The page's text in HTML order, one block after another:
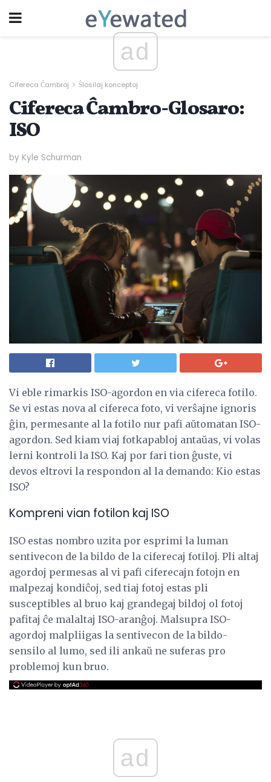
ad
Cifereca Ĉambroj Ŝlosilaj konceptoj
Cifereca Ĉambro-Glosaro:
ISO
by Kyle Schurman
Vi eble rimarkis ISO-agordon en via cifereca fotilo.
Se vi estas nova al cifereca foto, vi verŝajne ignoris
ĝin, permesante al la fotilo nur pafi aŭtomatan ISO-
agordon. Sed kiam viaj fotkapabloj antaŭas, vi volas
lerni kontroli la ISO. Kaj por fari tion ĝuste, vi
devos eltrovi la respondon al la demando: Kio estas
ISO?
Kompreni vian fotilon kaj ISO
ISO estas nombro uzita por esprimi la luman
sentivecon de la bildo de la ciferecaj fotiloj. Pli altaj
agordoj permesas al vi pafi ciferecajn fotojn en
malpezaj kondiĉoj, sed tiaj fotoj estas pli
susceptibles al bruo kaj grandegaj bildoj ol fotoj
pafitaj ĉe malaltaj ISO-aranĝoj. Malsupra ISO-
agordoj malpliigas la sentivecon de la bildo-
sensilo al lumo, sed ili ankaŭ ne suferas pro
problemoj kun bruo.
ad